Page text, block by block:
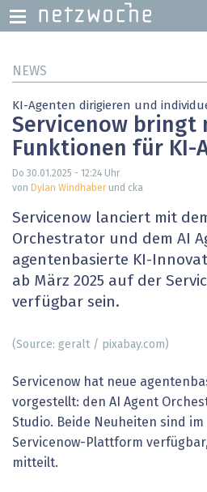
zumNEWS
KI-Agenten dirigieren und
Servicenow bringt
Funktionen für KI-
Do 30.01.2025 - 12:24 Uhr
von Dylan Windhaberund cka
Servicenow lanciert mit
Orchestrator und dem AI
agentenbasierte KI-
ab März 2025 auf der
verfügbar sein.
(Source: geralt / pixabay.com)
Servicenow hat neue
vorgestellt: den AI Agent
Studio. Beide Neuheiten sind im
Servicenow-Plattform
mitteilt.